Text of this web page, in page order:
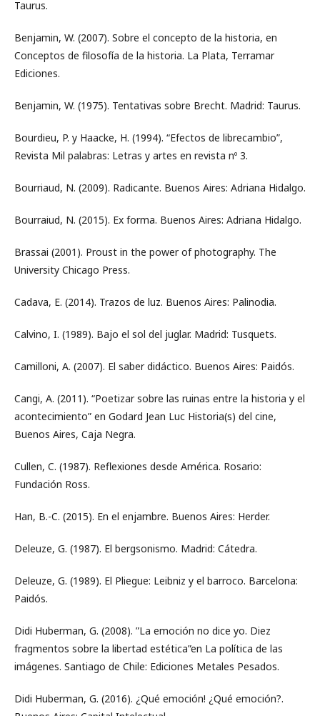
Taurus.
Benjamin, W. (2007). Sobre el concepto de la historia, en
Conceptos de filosofía de la historia. La Plata, Terramar
Ediciones.
Benjamin, W. (1975). Tentativas sobre Brecht. Madrid: Taurus.
Bourdieu, P. y Haacke, H. (1994). “Efectos de librecambio”,
Revista Mil palabras: Letras y artes en revista nº 3.
Bourriaud, N. (2009). Radicante. Buenos Aires: Adriana Hidalgo.
Bourraiud, N. (2015). Ex forma. Buenos Aires: Adriana Hidalgo.
Brassai (2001). Proust in the power of photography. The
University Chicago Press.
Cadava, E. (2014). Trazos de luz. Buenos Aires: Palinodia.
Calvino, I. (1989). Bajo el sol del juglar. Madrid: Tusquets.
Camilloni, A. (2007). El saber didáctico. Buenos Aires: Paidós.
Cangi, A. (2011). “Poetizar sobre las ruinas entre la historia y el
acontecimiento” en Godard Jean Luc Historia(s) del cine,
Buenos Aires, Caja Negra.
Cullen, C. (1987). Reflexiones desde América. Rosario:
Fundación Ross.
Han, B.-C. (2015). En el enjambre. Buenos Aires: Herder.
Deleuze, G. (1987). El bergsonismo. Madrid: Cátedra.
Deleuze, G. (1989). El Pliegue: Leibniz y el barroco. Barcelona:
Paidós.
Didi Huberman, G. (2008). ”La emoción no dice yo. Diez
fragmentos sobre la libertad estética”en La política de las
imágenes. Santiago de Chile: Ediciones Metales Pesados.
Didi Huberman, G. (2016). ¿Qué emoción! ¿Qué emoción?.